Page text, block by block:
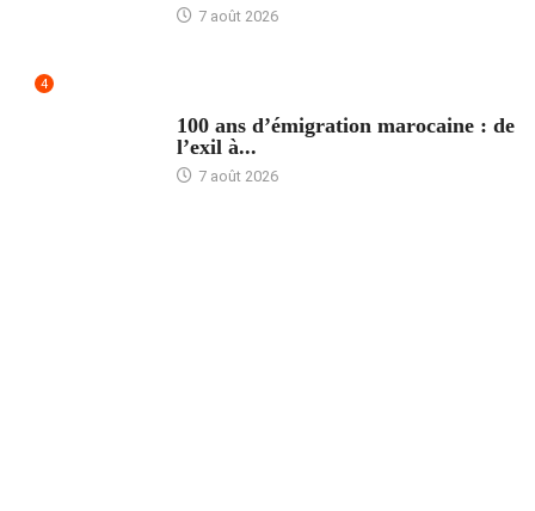
7 août 2026
4
100 ans d’émigration marocaine : de
l’exil à...
7 août 2026